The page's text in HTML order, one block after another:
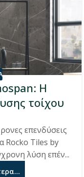
Η
τοίχου
επενδύσεις
Rocko Tiles by
λύση επέν...